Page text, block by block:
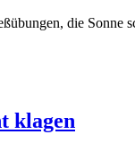
die
klagen